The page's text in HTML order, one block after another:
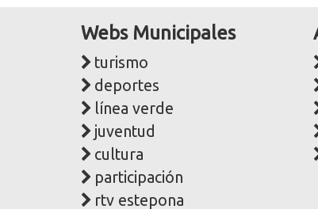
Webs Municipales
turismo
deportes
línea verde
juventud
cultura
participación
rtv estepona